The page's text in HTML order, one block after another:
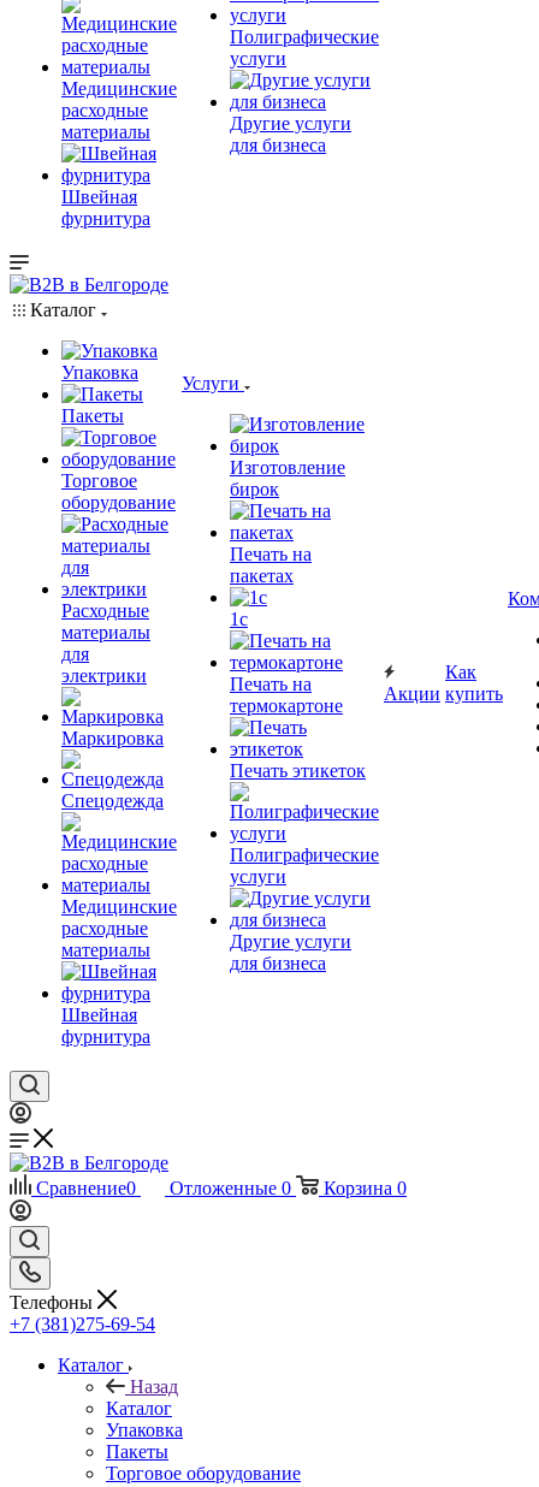
Медицинские
расходные
материалы
Швейная
фурнитура
Полиграфические
услуги
Другие услуги
для бизнеса
Каталог
Упаковка
Пакеты
Торговое
оборудование
Расходные
материалы
для
электрики
Маркировка
Спецодежда
Медицинские
расходные
материалы
Швейная
фурнитура
Услуги
Изготовление
бирок
Печать на
пакетах
1c
Печать на
термокартоне
Печать этикеток
Полиграфические
услуги
Другие услуги
для бизнеса
Акции
Как
купить
Сравнение0 Отложенные 0 Корзина 0
Телефоны
+7 (381)275-69-54
Каталог
Назад
Каталог
Упаковка
Пакеты
Торговое оборудование